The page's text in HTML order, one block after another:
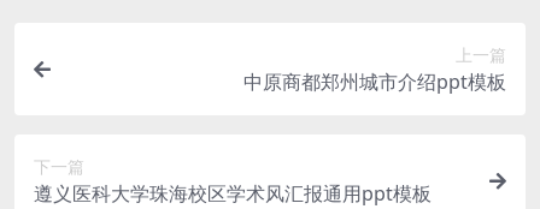
上一篇
中原商都郑州城市介绍ppt模板
下一篇
遵义医科大学珠海校区学术风汇报通用ppt模板